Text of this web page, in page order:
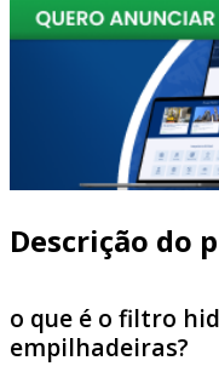
Descrição do
o que é o filtro
empilhadeiras?